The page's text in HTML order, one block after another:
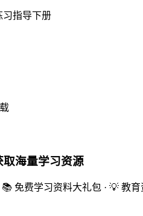
习指导下册
海量学习资源
免费学习资料大礼包 · 💡 教